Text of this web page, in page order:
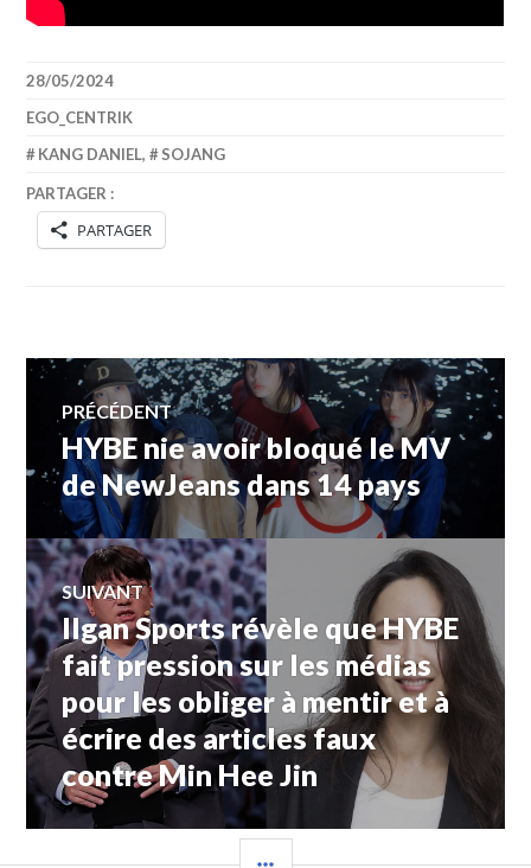
28/05/2024
EGO_CENTRIK
KANG DANIEL, SOJANG
PARTAGER :
PARTAGER
Navigation
de
l’article
PRÉCÉDENT
Article
précédent :
HYBE nie avoir bloqué le MV
de NewJeans dans 14 pays
SUIVANT
Article
Suivant:
Ilgan Sports révèle que HYBE
fait pression sur les médias
pour les obliger à mentir et à
écrire des articles faux
contre Min Hee Jin